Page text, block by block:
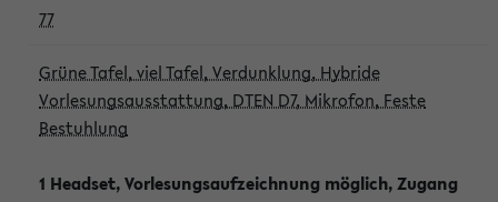
77
Grüne Tafel, viel Tafel, Verdunklung, Hybride
Vorlesungsausstattung, DTEN D7, Mikrofon, Feste
Bestuhlung
1 Headset, Vorlesungsaufzeichnung möglich, Zugang